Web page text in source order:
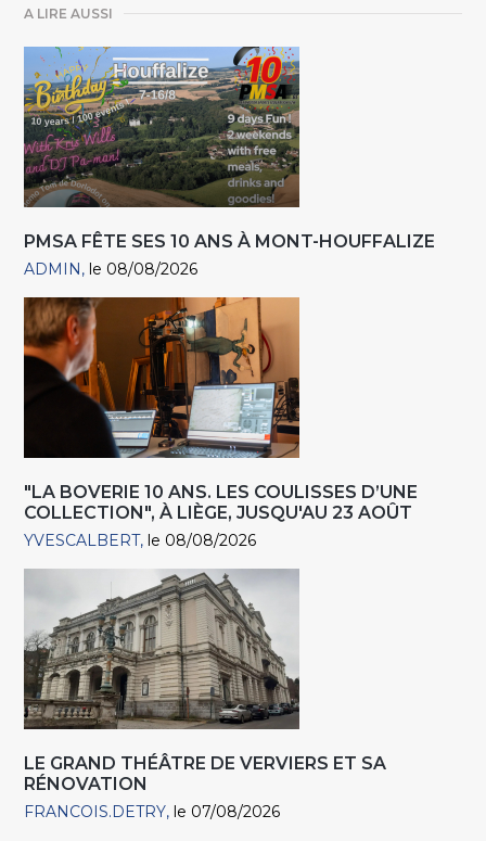
A LIRE AUSSI
PMSA FÊTE SES 10 ANS À MONT-HOUFFALIZE
ADMIN le 08/08/2026
"LA BOVERIE 10 ANS. LES COULISSES D’UNE
COLLECTION", À LIÈGE, JUSQU'AU 23 AOÛT
YVESCALBERT le 08/08/2026
LE GRAND THÉÂTRE DE VERVIERS ET SA
RÉNOVATION
FRANCOIS.DETRY le 07/08/2026